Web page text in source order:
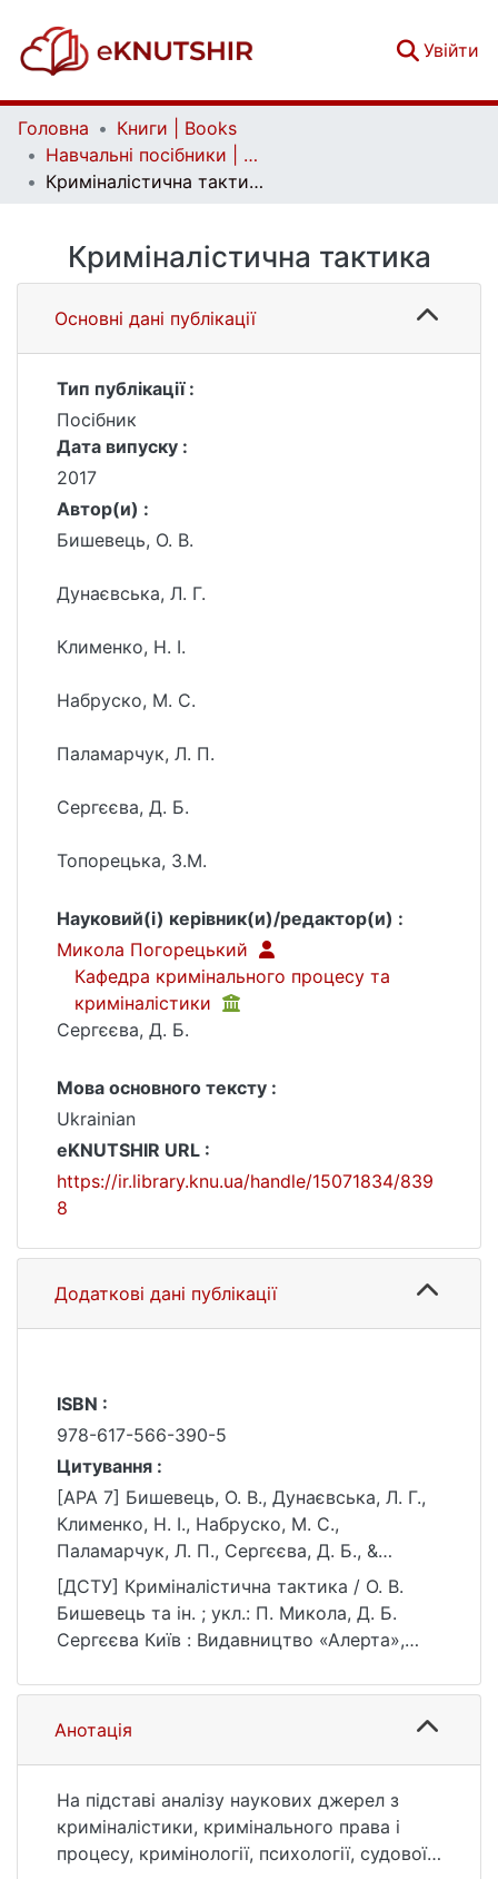
Увійти
Головна
Книги | Books
Навчальні посібники | Handbooks
Криміналістична тактика
Криміналістична тактика
Основні дані публікації
Тип публікації :
Посібник
Дата випуску :
2017
Автор(и) :
Бишевець, О. В.
Дунаєвська, Л. Г.
Клименко, Н. І.
Набруско, М. С.
Паламарчук, Л. П.
Сергєєва, Д. Б.
Топорецька, З.М.
Науковий(і) керівник(и)/редактор(и) :
Микола Погорецький
Кафедра кримінального процесу та
криміналістики
Сергєєва, Д. Б.
Мова основного тексту :
Ukrainian
eKNUTSHIR URL :
https://ir.library.knu.ua/handle/15071834/839
8
Додаткові дані публікації
ISBN :
978-617-566-390-5
Цитування :
[APA 7] Бишевець, О. В., Дунаєвська, Л. Г.,
Клименко, Н. І., Набруско, М. С.,
Паламарчук, Л. П., Сергєєва, Д. Б., &
Топорецька, З. (2017). Криміналістична
тактика (П. Микола, & Д. Б. Сергєєва,
Ред.). Видавництво «Алерта».
https://ir.library.knu.ua/handle/15071834/839
8
[ДСТУ] Криміналістична тактика / О. В.
Бишевець та ін. ; укл.: П. Микола, Д. Б.
Сергєєва Київ : Видавництво «Алерта»,
https://ir.library.knu.ua/handle/15071834/839
8 (дата звернення: 25.07.2026).
Анотація
На підставі аналізу наукових джерел з
криміналістики, кримінального права і
процесу, кримінології, психології, судової